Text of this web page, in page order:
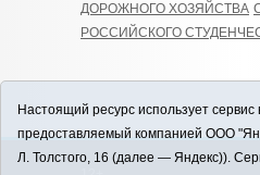
ДОРОЖНОГО ХОЗЯЙСТВА
РОССИЙСКОГО
Настоящий ресурс использует
предоставляемый компанией ООО
Л. Толстого, 16 (далее — Яндекс)).